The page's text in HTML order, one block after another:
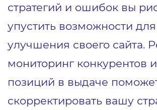
стратегий и ошибок вы
упустить возможности для
улучшения своего сайта.
мониторинг конкурентов
позиций в выдаче
скорректировать вашу